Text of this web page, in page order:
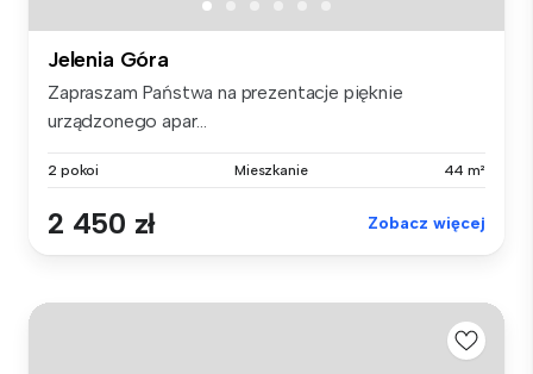
Jelenia Góra
Zapraszam Państwa na prezentacje pięknie
urządzonego apar...
2 pokoi Mieszkanie 44 m²
2 450 zł Zobacz więcej